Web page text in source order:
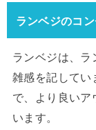
ランベジのコ
ランベジは、ラ
雑感を記してい
で、より良いア
います。